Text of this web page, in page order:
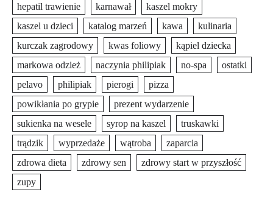
hepatil trawienie
karnawał
kaszel mokry
kaszel u dzieci
katalog marzeń kawa
kulinaria
kurczak zagrodowy
kwas foliowy
kąpiel dziecka
markowa odzież
naczynia philipiak no-spa
ostatki
pelavo
philipiak pierogi
pizza
powikłania po grypie
prezent wydarzenie
sukienka na wesele
syrop na kaszel
truskawki
trądzik
wyprzedaże wątroba
zaparcia
zdrowa dieta
zdrowy sen
zdrowy start w przyszłość
zupy